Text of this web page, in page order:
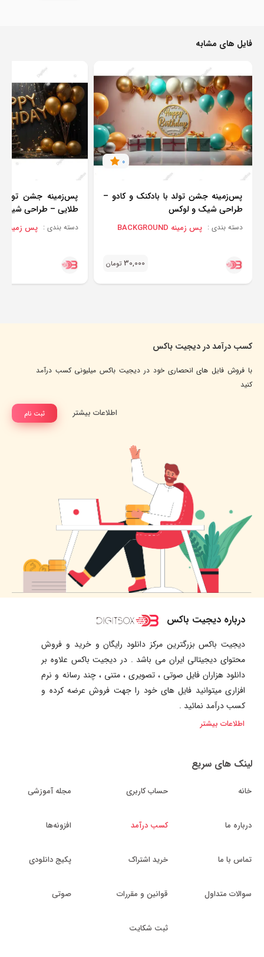
فایل های مشابه
0
پس‌زمینه جشن تولد با بادکنک و کادو –
طراحی شیک و لوکس
دسته بندی : پس زمینه BACKGROUND
30,000 تومان
پس‌زمینه جشن
طلایی – طراحی شیک
دسته بندی : پس زمینه BACKGROUND
کسب درآمد در دیجیت باکس
با فروش فایل های انحصاری خود در دیجیت باکس میلیونی کسب درآمد
کنید
ثبت نام اطلاعات بیشتر
درباره دیجیت باکس
دیجیت باکس بزرگترین مرکز دانلود رایگان و خرید و فروش
محتوای دیجیتالی ایران می باشد . در دیجیت باکس علاوه بر
دانلود هزاران فایل صوتی ، تصویری ، متنی ، چند رسانه و نرم
افزاری میتوانید فایل های خود را جهت فروش عرضه کرده و
کسب درآمد نمائید .
اطلاعات بیشتر
لینک های سریع
خانه
درباره ما
تماس با ما
سوالات متداول
حساب کاربری
کسب درآمد
خرید اشتراک
قوانین و مقررات
ثبت شکایت
مجله آموزشی
افزونه‌ها
پکیج دانلودی
صوتی